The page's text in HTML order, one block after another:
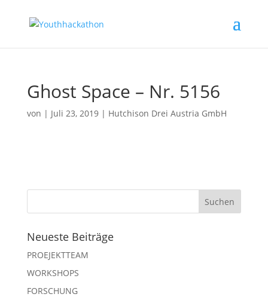
Ghost Space – Nr. 5156
von | Juli 23, 2019| Hutchison Drei Austria GmbH
Neueste Beiträge
PROEJEKTTEAM
WORKSHOPS
FORSCHUNG